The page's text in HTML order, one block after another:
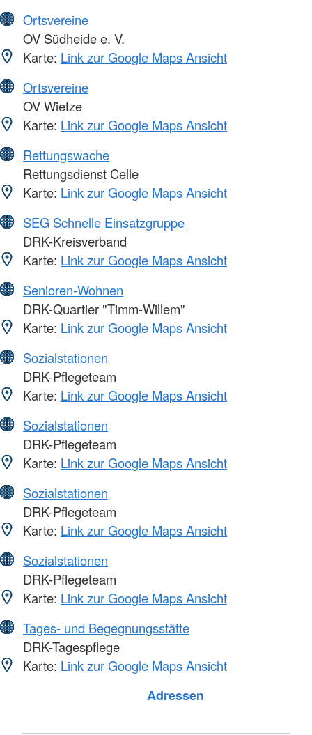
Ortsvereine
OV Südheide e. V.
Karte: Link zur Google Maps Ansicht
Ortsvereine
OV Wietze
Karte: Link zur Google Maps Ansicht
Rettungswache
Rettungsdienst Celle
Karte: Link zur Google Maps Ansicht
SEG Schnelle Einsatzgruppe
DRK-Kreisverband
Karte: Link zur Google Maps Ansicht
Senioren-Wohnen
DRK-Quartier "Timm-Willem"
Karte: Link zur Google Maps Ansicht
Sozialstationen
DRK-Pflegeteam
Karte: Link zur Google Maps Ansicht
Sozialstationen
DRK-Pflegeteam
Karte: Link zur Google Maps Ansicht
Sozialstationen
DRK-Pflegeteam
Karte: Link zur Google Maps Ansicht
Sozialstationen
DRK-Pflegeteam
Karte: Link zur Google Maps Ansicht
Tages- und Begegnungsstätte
DRK-Tagespflege
Karte: Link zur Google Maps Ansicht
Adressen